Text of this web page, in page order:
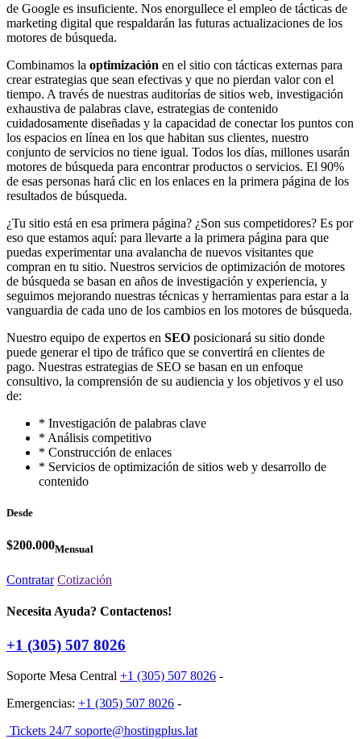
de Google es insuficiente. Nos enorgullece el empleo de tácticas de
marketing digital que respaldarán las futuras actualizaciones de los
motores de búsqueda.
Combinamos la optimización en el sitio con tácticas externas para
crear estrategias que sean efectivas y que no pierdan valor con el
tiempo. A través de nuestras auditorías de sitios web, investigación
exhaustiva de palabras clave, estrategias de contenido
cuidadosamente diseñadas y la capacidad de conectar los puntos con
los espacios en línea en los que habitan sus clientes, nuestro
conjunto de servicios no tiene igual. Todos los días, millones usarán
motores de búsqueda para encontrar productos o servicios. El 90%
de esas personas hará clic en los enlaces en la primera página de los
resultados de búsqueda.
¿Tu sitio está en esa primera página? ¿Son sus competidores? Es por
eso que estamos aquí: para llevarte a la primera página para que
puedas experimentar una avalancha de nuevos visitantes que
compran en tu sitio. Nuestros servicios de optimización de motores
de búsqueda se basan en años de investigación y experiencia, y
seguimos mejorando nuestras técnicas y herramientas para estar a la
vanguardia de cada uno de los cambios en los motores de búsqueda.
Nuestro equipo de expertos en SEO posicionará su sitio donde
puede generar el tipo de tráfico que se convertirá en clientes de
pago. Nuestras estrategias de SEO se basan en un enfoque
consultivo, la comprensión de su audiencia y los objetivos y el uso
de:
* Investigación de palabras clave
* Análisis competitivo
* Construcción de enlaces
* Servicios de optimización de sitios web y desarrollo de
contenido
Desde
$200.000Mensual
Contratar Cotización
Necesita Ayuda? Contactenos!
+1 (305) 507 8026
Soporte Mesa Central +1 (305) 507 8026 -
Emergencias: +1 (305) 507 8026 -
Tickets 24/7 soporte@hostingplus.lat